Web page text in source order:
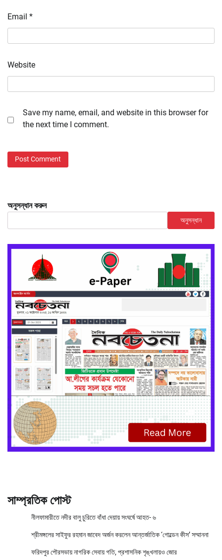
Email *
Website
Save my name, email, and website in this browser for
the next time I comment.
অনুসন্ধান করুন
অনুসন্ধান
সাম্প্রতিক পোস্ট
নীলফামারীতে নদীর বালু চুরিতে বাঁধা দেয়ায় সংঘর্ষে আহত- ৬
শ্রীমঙ্গলের সাইফুর রহমান জাবেদ অর্জন করলেন আন্তর্জাতিক ‘গোল্ডেন কীস’ সম্মাননা
ফরিদপুর পৌরসভায় নাগরিক সেবায় গতি, প্রশাসনিক শৃঙ্খলায়ও জোর